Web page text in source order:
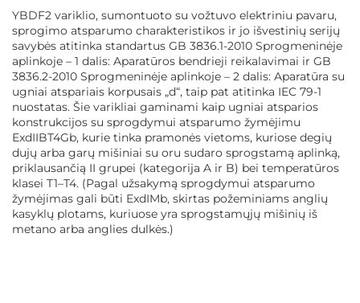
YBDF2 variklio, sumontuoto su vožtuvo elektriniu pavaru,
sprogimo atsparumo charakteristikos ir jo išvestinių serijų
savybės atitinka standartus GB 3836.1-2010 Sprogmeninėje
aplinkoje – 1 dalis: Aparatūros bendrieji reikalavimai ir GB
3836.2-2010 Sprogmeninėje aplinkoje – 2 dalis: Aparatūra su
ugniai atspariais korpusais „d“, taip pat atitinka IEC 79-1
nuostatas. Šie varikliai gaminami kaip ugniai atsparios
konstrukcijos su sprogdymui atsparumo žymėjimu
ExdIIBT4Gb, kurie tinka pramonės vietoms, kuriose degių
dujų arba garų mišiniai su oru sudaro sprogstamą aplinką,
priklausančią II grupei (kategorija A ir B) bei temperatūros
klasei T1–T4. (Pagal užsakymą sprogdymui atsparumo
žymėjimas gali būti ExdIMb, skirtas požeminiams anglių
kasyklų plotams, kuriuose yra sprogstamųjų mišinių iš
metano arba anglies dulkės.)